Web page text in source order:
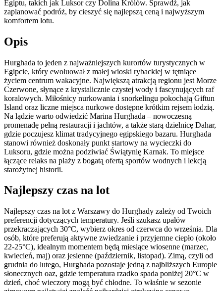
Egiptu, takich jak Luksor czy Dolina Królów. Sprawdź, jak
zaplanować podróż, by cieszyć się najlepszą ceną i najwyższym
komfortem lotu.
Opis
Hurghada to jeden z najważniejszych kurortów turystycznych w
Egipcie, który ewoluował z małej wioski rybackiej w tętniące
życiem centrum wakacyjne. Największą atrakcją regionu jest Morze
Czerwone, słynące z krystalicznie czystej wody i fascynujących raf
koralowych. Miłośnicy nurkowania i snorkelingu pokochają Giftun
Island oraz liczne miejsca nurkowe dostępne krótkim rejsem łodzią.
Na lądzie warto odwiedzić Marina Hurghada – nowoczesną
promenadę pełną restauracji i jachtów, a także starą dzielnicę Dahar,
gdzie poczujesz klimat tradycyjnego egipskiego bazaru. Hurghada
stanowi również doskonały punkt startowy na wycieczki do
Luksoru, gdzie można podziwiać Świątynię Karnak. To miejsce
łączące relaks na plaży z bogatą ofertą sportów wodnych i lekcją
starożytnej historii.
Najlepszy czas na lot
Najlepszy czas na lot z Warszawy do Hurghady zależy od Twoich
preferencji dotyczących temperatury. Jeśli szukasz upałów
przekraczających 30°C, wybierz okres od czerwca do września. Dla
osób, które preferują aktywne zwiedzanie i przyjemne ciepło (około
22-25°C), idealnym momentem będą miesiące wiosenne (marzec,
kwiecień, maj) oraz jesienne (październik, listopad). Zimą, czyli od
grudnia do lutego, Hurghada pozostaje jedną z najbliższych Europie
słonecznych oaz, gdzie temperatura rzadko spada poniżej 20°C w
dzień, choć wieczory mogą być chłodne. To właśnie w sezonie